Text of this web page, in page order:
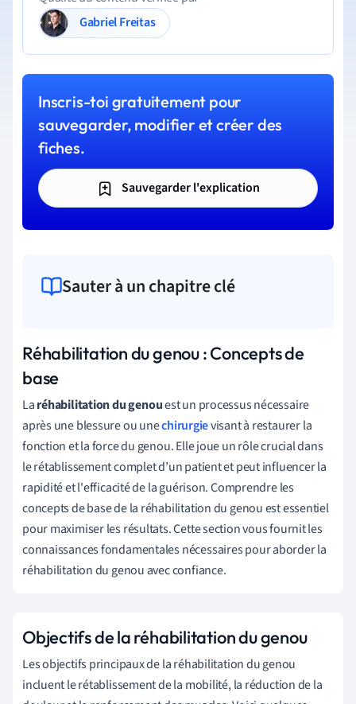
Gabriel Freitas
Inscris-toi gratuitement pour
sauvegarder, modifier et créer des
fiches.
Sauvegarder l'explication
Sauter à un chapitre clé
Réhabilitation du genou : Concepts de
base
Laréhabilitation du genouest un processus nécessaire
après une blessure ou unechirurgievisant à restaurer la
fonction et la force du genou. Elle joue un rôle crucial dans
le rétablissement complet d’un patient et peut influencer la
rapidité et l'efficacité de la guérison. Comprendre les
concepts de base de la réhabilitation du genou est essentiel
pour maximiser les résultats. Cette section vous fournit les
connaissances fondamentales nécessaires pour aborder la
réhabilitation du genou avec confiance.
Objectifs de la réhabilitation du genou
Les objectifs principaux de la réhabilitation du genou
incluent le rétablissement de la mobilité, la réduction de la